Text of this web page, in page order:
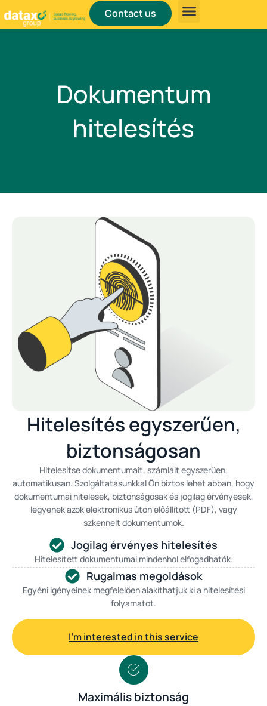
Contact us
Dokumentum
hitelesítés
Hitelesítés egyszerűen,
biztonságosan
Hitelesítse dokumentumait, számláit egyszerűen,
automatikusan. Szolgáltatásunkkal Ön biztos lehet abban, hogy
dokumentumai hitelesek, biztonságosak és jogilag érvényesek,
legyenek azok elektronikus úton előállított (PDF), vagy
szkennelt dokumentumok.
Jogilag érvényes hitelesítés
Hitelesített dokumentumai mindenhol elfogadhatók.
Rugalmas megoldások
Egyéni igényeinek megfelelően alakíthatjuk ki a hitelesítési
folyamatot.
I'm interested in this service
Maximális biztonság